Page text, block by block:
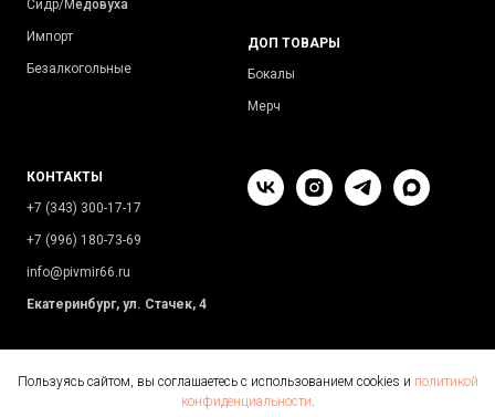
Сидр/Медовуха
Импорт
Безалкогольные
ДОП ТОВАРЫ
Бокалы
Мерч
КОНТАКТЫ
+7 (343) 300-17-17
+7 (996) 180-73-69
info@pivmir66.ru
Екатеринбург, ул. Стачек, 4
Пользуясь сайтом, вы соглашаетесь с использованием cookies и политикой
конфиденциальности.